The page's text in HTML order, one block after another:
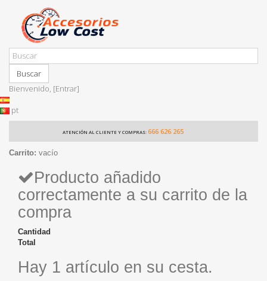
Buscar
Bienvenido, [Entrar]
pt
ATENCIÓN AL CLIENTE Y COMPRAS: 666 626 265
Carrito: vacío
Producto añadido
correctamente a su carrito de la
compra
Cantidad
Total
Hay 1 artículo en su cesta.